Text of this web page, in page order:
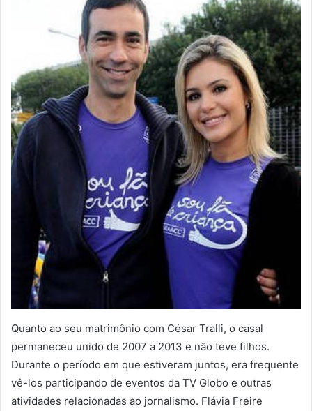
Quanto ao seu matrimônio com César Tralli, o casal
permaneceu unido de 2007 a 2013 e não teve filhos.
Durante o período em que estiveram juntos, era frequente
vê-los participando de eventos da TV Globo e outras
atividades relacionadas ao jornalismo. Flávia Freire